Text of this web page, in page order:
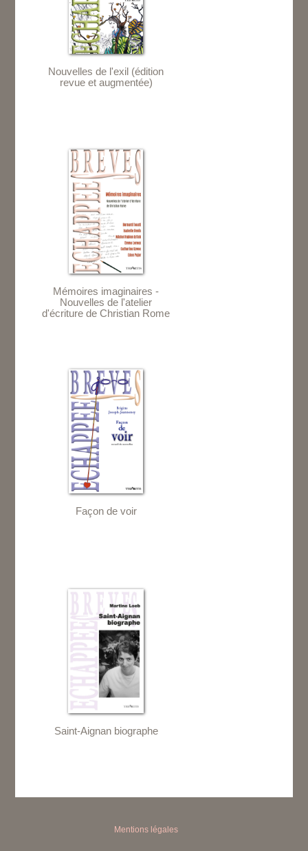
Nouvelles de l'exil (édition
revue et augmentée)
Mémoires imaginaires -
Nouvelles de l'atelier
d'écriture de Christian Rome
Façon de voir
Saint-Aignan biographe
Mentions légales